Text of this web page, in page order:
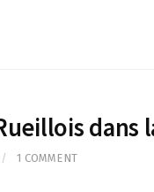
dans
/ 1 COMMENT